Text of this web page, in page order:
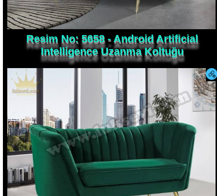
Resim No: 5658 - Android Artificial
Intelligence Uzanma Koltuğu